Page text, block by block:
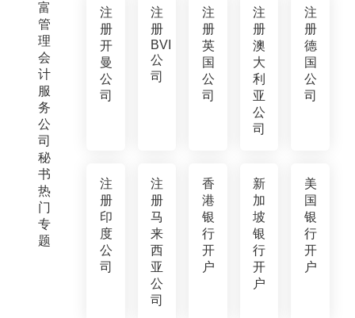
富
管
理
会
计
服
务
公
司
秘
书
热
门
专
题
注
册
开
曼
公
司
注
册
BVI
公
司
注
册
英
国
公
司
注
册
澳
大
利
亚
公
司
注
册
德
国
公
司
注
册
印
度
公
司
注
册
马
来
西
亚
公
司
香
港
银
行
开
户
新
加
坡
银
行
开
户
美
国
银
行
开
户